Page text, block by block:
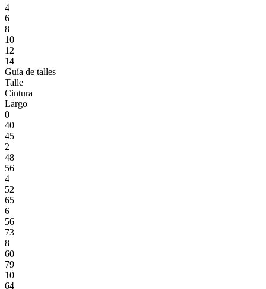
4
6
8
10
12
14
Guía de talles
Talle
Cintura
Largo
0
40
45
2
48
56
4
52
65
6
56
73
8
60
79
10
64